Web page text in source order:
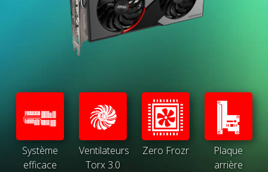
Système
efficace
Ventilateurs
Torx 3.0
Zero Frozr
Plaque
arrière